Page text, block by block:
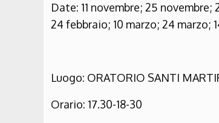
Date: 11 novembre; 25
24 febbraio; 10 marzo; 24 marzo;
Luogo: ORATORIO SANTI
Orario: 17.30-18-30